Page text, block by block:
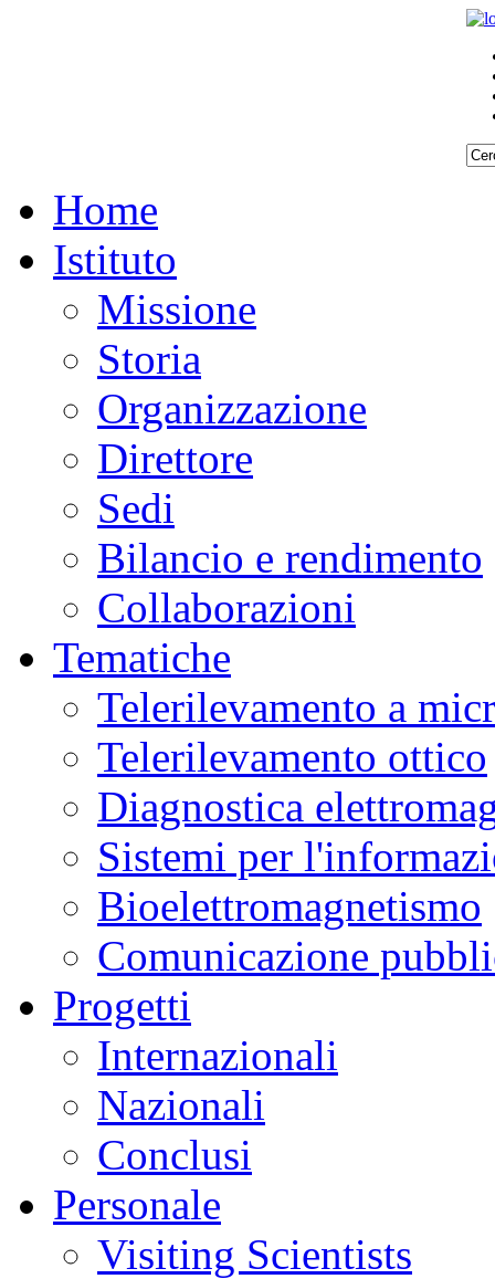
Home
Istituto
Missione
Storia
Organizzazione
Direttore
Sedi
Bilancio e rendimento
Collaborazioni
Tematiche
Telerilevamento a
Telerilevamento ottico
Diagnostica
Sistemi per
Bioelettromagnetismo
Comunicazione
Progetti
Internazionali
Nazionali
Conclusi
Personale
Visiting Scientists